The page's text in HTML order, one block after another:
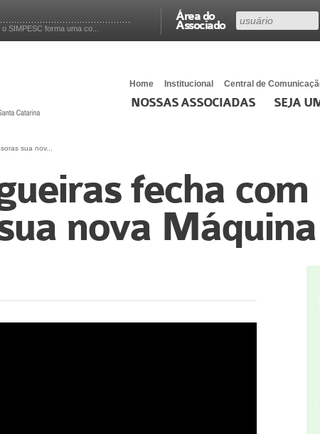
Área do
Associado
SIMPESC forma uma co...
Home Institucional Central de
NOSSAS ASSOCIADAS SEJA
sua nov...
fecha com
nova Máquina